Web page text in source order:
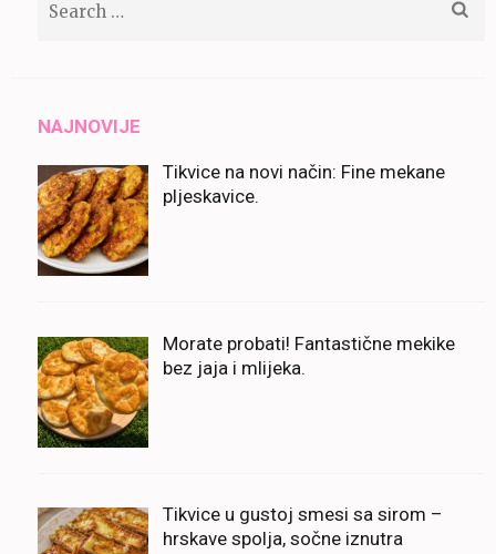
NAJNOVIJE
Tikvice na novi način: Fine mekane
pljeskavice.
Morate probati! Fantastične mekike
bez jaja i mlijeka.
Tikvice u gustoj smesi sa sirom –
hrskave spolja, sočne iznutra